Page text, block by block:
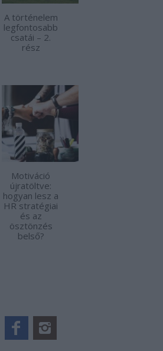
A történelem
legfontosabb
csatái – 2.
rész
Motiváció
újratöltve:
hogyan lesz a
HR stratégiai
és az
ösztönzés
belső?